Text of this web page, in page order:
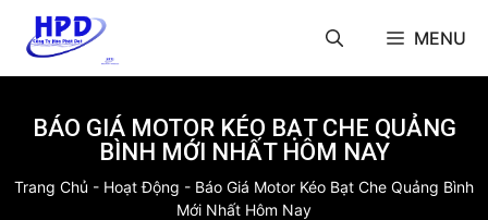
MENU
BÁO GIÁ MOTOR KÉO BẠT CHE QUẢNG
BÌNH MỚI NHẤT HÔM NAY
Trang Chủ - Hoạt Động - Báo Giá Motor Kéo Bạt Che Quảng Bình
Mới Nhất Hôm Nay